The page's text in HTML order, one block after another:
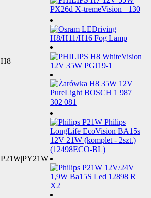
H8
P21W|PY21W